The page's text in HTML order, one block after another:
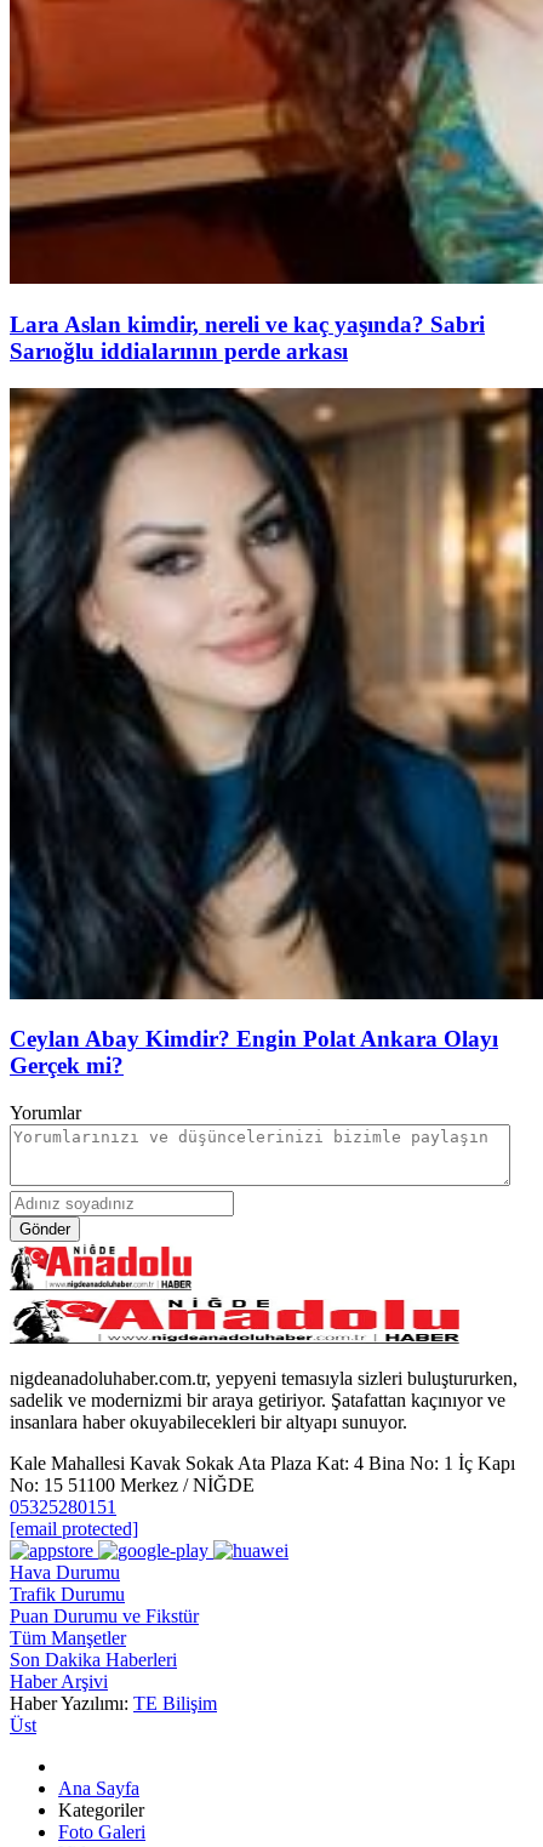
Lara Aslan kimdir, nereli ve kaç yaşında? Sabri
Sarıoğlu iddialarının perde arkası
Ceylan Abay Kimdir? Engin Polat Ankara Olayı
Gerçek mi?
Yorumlar
Gönder
nigdeanadoluhaber.com.tr, yepyeni temasıyla sizleri buluştururken,
sadelik ve modernizmi bir araya getiriyor. Şatafattan kaçınıyor ve
insanlara haber okuyabilecekleri bir altyapı sunuyor.
Kale Mahallesi Kavak Sokak Ata Plaza Kat: 4 Bina No: 1 İç Kapı
No: 15 51100 Merkez / NİĞDE
05325280151
[email protected]
Hava Durumu
Trafik Durumu
Puan Durumu ve Fikstür
Tüm Manşetler
Son Dakika Haberleri
Haber Arşivi
Haber Yazılımı: TE Bilişim
Üst
Ana Sayfa
Kategoriler
Foto Galeri